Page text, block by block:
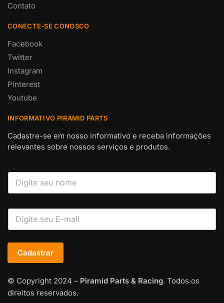
Contato
CONECTE-SE CONOSCO
Facebook
Twitter
Instagram
Pinterest
Youtube
INFORMATIVO PIRAMID PARTS
Cadastre-se em nosso informativo e receba informações
relevantes sobre nossos serviços e produtos.
Cadastrar
© Copyright 2024 – Piramid Parts & Racing. Todos os
direitos reservados.